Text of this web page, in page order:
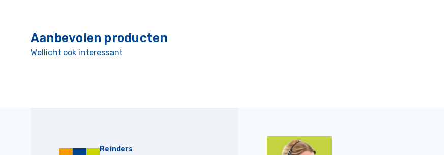
Aanbevolen producten
Wellicht ook interessant
Reinders